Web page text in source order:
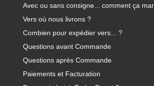
Avec ou sans consigne... comment ça
Vers où nous livrons ?
Combien pour expédier vers... ?
Questions avant Commande
Questions après Commande
Paiements et Facturation